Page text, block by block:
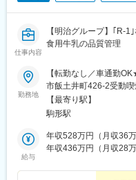
仕事内容
【明治グループ】｢R-
食用牛乳の品質管理
勤務地
【転勤なし／車通勤
市飯土井町426-2受動喫
【最寄り駅】
駒形駅
給与
年収528万円（月収36
年収436万円（月収28